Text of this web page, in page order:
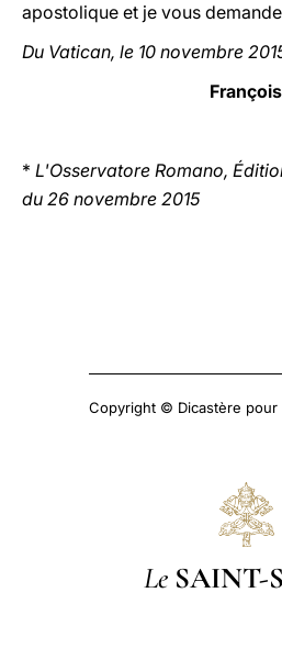
apostolique et je vous
Du Vatican, le 10 novembre
François
* L'Osservatore Romano,
du 26 novembre 2015
Copyright © Dicastère pour
Le SAINT-